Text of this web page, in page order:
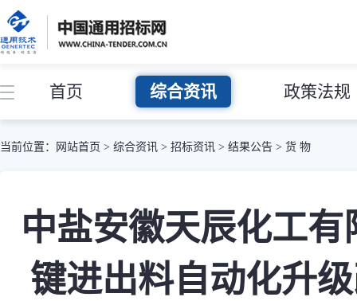
首页 综合资讯 政策法规
当前位置： 网站首页 > 综合资讯 > 招标资讯 > 结果公告 > 货 物
中盐安徽天辰化工
键进出料自动化升